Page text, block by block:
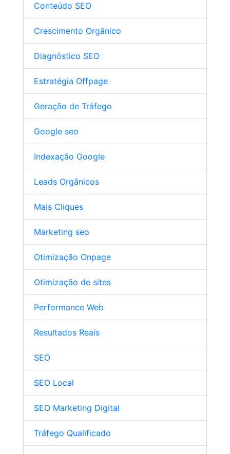
Conteúdo SEO
Crescimento Orgânico
Diagnóstico SEO
Estratégia Offpage
Geração de Tráfego
Google seo
Indexação Google
Leads Orgânicos
Mais Cliques
Marketing seo
Otimização Onpage
Otimização de sites
Performance Web
Resultados Reais
SEO
SEO Local
SEO Marketing Digital
Tráfego Qualificado